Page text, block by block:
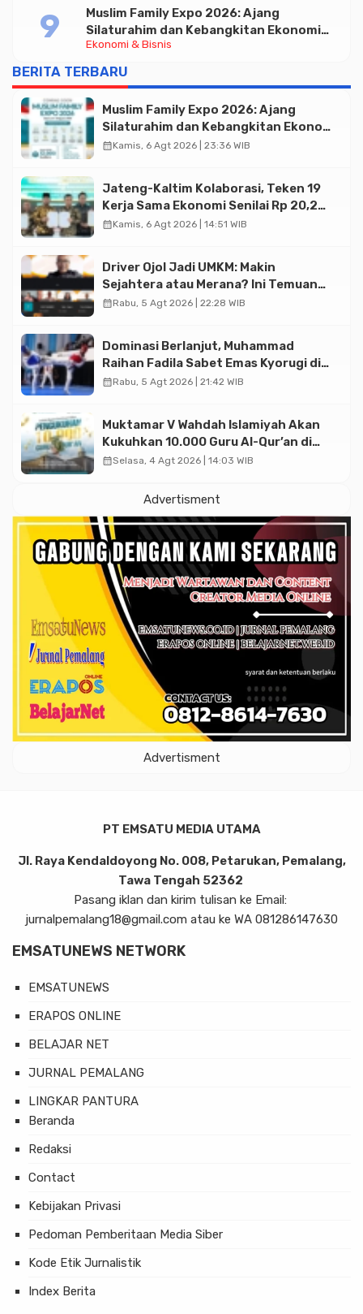
Ekonomi & Bisnis
Muslim Family Expo 2026: Ajang
Silaturahim dan Kebangkitan Ekonomi
Halal di Jakarta
BERITA TERBARU
Muslim Family Expo 2026: Ajang
Silaturahim dan Kebangkitan Ekonomi
Halal di Jakarta
calendar_monthKamis, 6 Agt 2026 | 23:36 WIB
Jateng-Kaltim Kolaborasi, Teken 19
Kerja Sama Ekonomi Senilai Rp 20,2
Triliun
calendar_monthKamis, 6 Agt 2026 | 14:51 WIB
Driver Ojol Jadi UMKM: Makin
Sejahtera atau Merana? Ini Temuan
Diskusi Paramadina
calendar_monthRabu, 5 Agt 2026 | 22:28 WIB
Dominasi Berlanjut, Muhammad
Raihan Fadila Sabet Emas Kyorugi di
Asian Taekwondo Indonesia Open
calendar_monthRabu, 5 Agt 2026 | 21:42 WIB
Muktamar V Wahdah Islamiyah Akan
Kukuhkan 10.000 Guru Al-Qur’an di
Masjid Istiqlal
calendar_monthSelasa, 4 Agt 2026 | 14:03 WIB
Advertisment
Advertisment
PT EMSATU MEDIA UTAMA
Jl. Raya Kendaldoyong No. 008, Petarukan, Pemalang,
Tawa Tengah 52362
Pasang iklan dan kirim tulisan ke Email:
jurnalpemalang18@gmail.com atau ke WA 081286147630
EMSATUNEWS NETWORK
EMSATUNEWS
ERAPOS ONLINE
BELAJAR NET
JURNAL PEMALANG
LINGKAR PANTURA
Beranda
Redaksi
Contact
Kebijakan Privasi
Pedoman Pemberitaan Media Siber
Kode Etik Jurnalistik
Index Berita